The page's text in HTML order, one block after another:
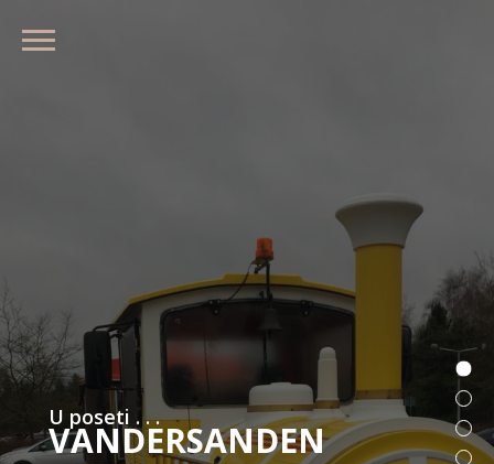
U poseti . . .
VANDERSANDEN